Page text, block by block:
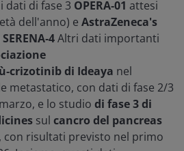
dati di fase 3 OPERA‑01 attesi
dell'anno) e AstraZeneca's
SERENA‑4Altri dati importanti
di Ideaya nel
metastatico, con dati di fase 2/3
e lo studio di fase 3 di
sul cancro del pancreas
con risultati previsto nel primo